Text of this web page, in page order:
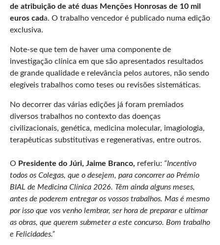
de atribuição de até duas Menções Honrosas de 10 mil
euros cada. O trabalho vencedor é publicado numa edição
exclusiva.
Note-se que tem de haver uma componente de
investigação clínica em que são apresentados resultados
de grande qualidade e relevância pelos autores, não sendo
elegíveis trabalhos como teses ou revisões sistemáticas.
No decorrer das várias edições já foram premiados
diversos trabalhos no contexto das doenças
civilizacionais, genética, medicina molecular, imagiologia,
terapêuticas substitutivas e regenerativas, entre outros.
O Presidente do Júri, Jaime Branco, referiu: “Incentivo
todos os Colegas, que o desejem, para concorrer ao Prémio
BIAL de Medicina Clínica 2026. Têm ainda alguns meses,
antes de poderem entregar os vossos trabalhos. Mas é mesmo
por isso que vos venho lembrar, ser hora de preparar e ultimar
as obras, que querem submeter a este concurso. Bom trabalho
e Felicidades.”